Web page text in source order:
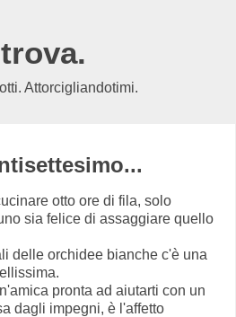
Attorcigliandotimi.
otto ore di fila, solo
sia felice di assaggiare quello
delle orchidee bianche c'è una
pronta ad aiutarti con un
dagli impegni, è l'affetto